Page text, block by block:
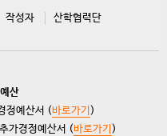
작성자 산학협력단
산
정예산서 (바로가기 )
가경정예산서 (바로가기 )